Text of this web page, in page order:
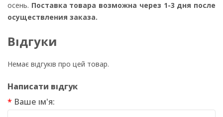
осень. Поставка товара возможна через 1-3 дня после
осуществления заказа.
Відгуки
Немає відгуків про цей товар.
Написати відгук
Ваше ім'я: